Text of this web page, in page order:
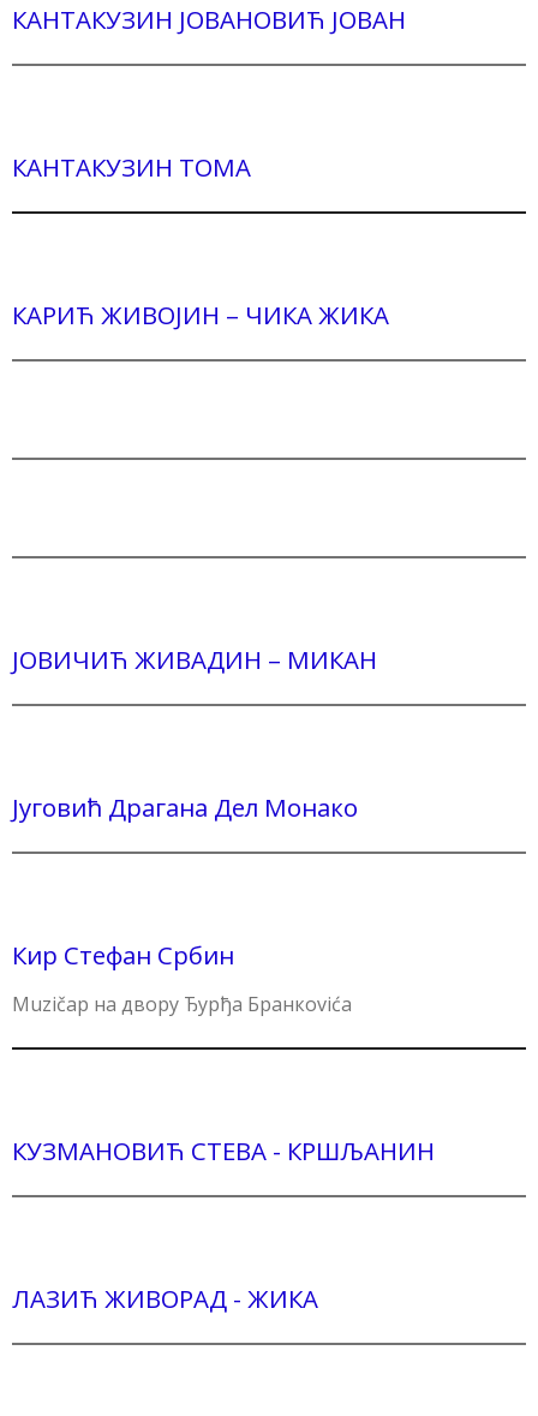
КАНТАКУЗИН ЈОВАНОВИЋ ЈОВАН
КАНТАКУЗИН ТОМА
КАРИЋ ЖИВОЈИН – ЧИКА ЖИКА
ЈОВИЧИЋ ЖИВАДИН – МИКАН
Југовић Драгана Дел Монако
Кир Стефан Србин
Muzičар на двору Ђурђа Бранкоvića
КУЗМАНОВИЋ СТЕВА - КРШЉАНИН
ЛАЗИЋ ЖИВОРАД - ЖИКА